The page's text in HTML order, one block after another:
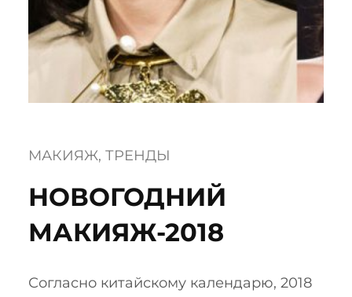
МАКИЯЖ, ТРЕНДЫ
НОВОГОДНИЙ
МАКИЯЖ-2018
Согласно китайскому календарю, 2018